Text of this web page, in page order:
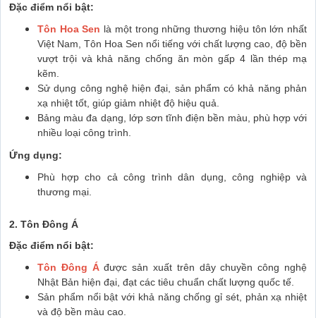
Đặc điểm nổi bật:
Tôn Hoa Sen là một trong những thương hiệu tôn lớn nhất
Việt Nam, Tôn Hoa Sen nổi tiếng với chất lượng cao, độ bền
vượt trội và khả năng chống ăn mòn gấp 4 lần thép mạ
kẽm.
Sử dụng công nghệ hiện đại, sản phẩm có khả năng phản
xạ nhiệt tốt, giúp giảm nhiệt độ hiệu quả.
Bảng màu đa dạng, lớp sơn tĩnh điện bền màu, phù hợp với
nhiều loại công trình.
Ứng dụng:
Phù hợp cho cả công trình dân dụng, công nghiệp và
thương mại.
2. Tôn Đông Á
Đặc điểm nổi bật:
Tôn Đông Áđược sản xuất trên dây chuyền công nghệ
Nhật Bản hiện đại, đạt các tiêu chuẩn chất lượng quốc tế.
Sản phẩm nổi bật với khả năng chống gỉ sét, phản xạ nhiệt
và độ bền màu cao.